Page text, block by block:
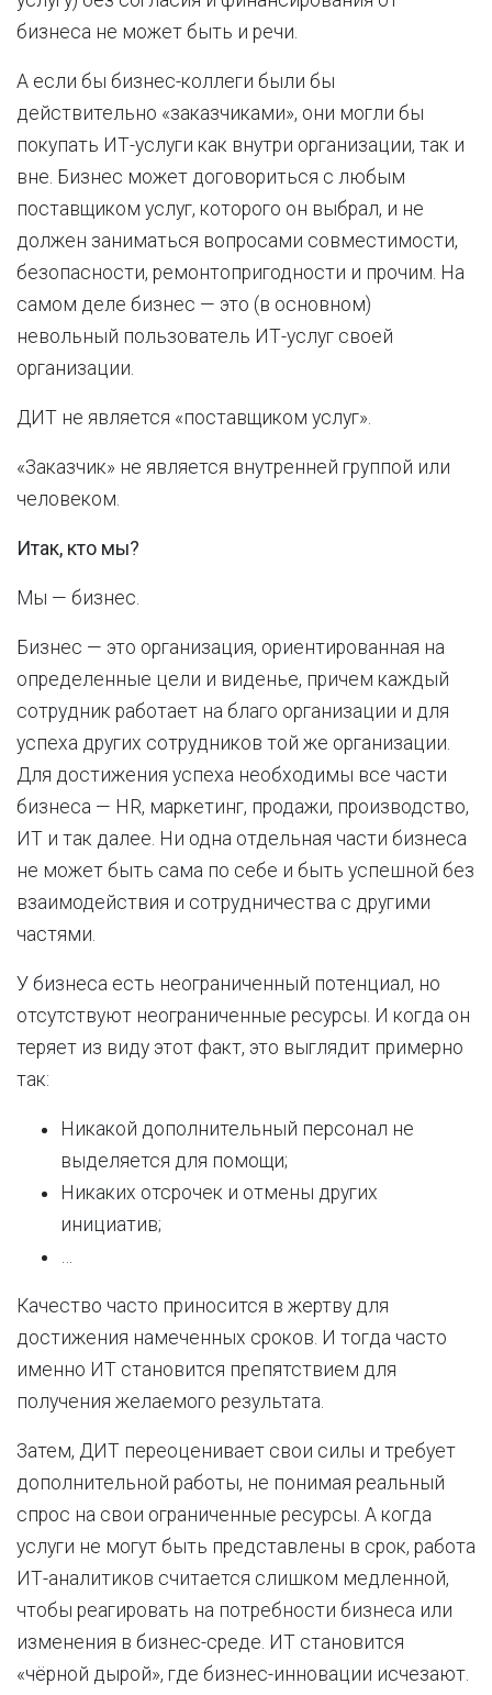
бизнеса не может быть и речи.
А если бы бизнес-коллеги были бы
действительно «заказчиками», они могли бы
покупать ИТ-услуги как внутри организации, так и
вне. Бизнес может договориться с любым
поставщиком услуг, которого он выбрал, и не
должен заниматься вопросами совместимости,
безопасности, ремонтопригодности и прочим. На
самом деле бизнес — это (в основном)
невольный пользователь ИТ-услуг своей
организации.
ДИТ не является «поставщиком услуг».
«Заказчик» не является внутренней группой или
человеком.
Итак, кто мы?
Мы — бизнес.
Бизнес — это организация, ориентированная на
определенные цели и виденье, причем каждый
сотрудник работает на благо организации и для
успеха других сотрудников той же организации.
Для достижения успеха необходимы все части
бизнеса — HR, маркетинг, продажи, производство,
ИТ и так далее. Ни одна отдельная части бизнеса
не может быть сама по себе и быть успешной без
взаимодействия и сотрудничества с другими
частями.
У бизнеса есть неограниченный потенциал, но
отсутствуют неограниченные ресурсы. И когда он
теряет из виду этот факт, это выглядит примерно
так:
Никакой дополнительный персонал не
выделяется для помощи;
Никаких отсрочек и отмены других
инициатив;
…
Качество часто приносится в жертву для
достижения намеченных сроков. И тогда часто
именно ИТ становится препятствием для
получения желаемого результата.
Затем, ДИТ переоценивает свои силы и требует
дополнительной работы, не понимая реальный
спрос на свои ограниченные ресурсы. А когда
услуги не могут быть представлены в срок, работа
ИТ-аналитиков считается слишком медленной,
чтобы реагировать на потребности бизнеса или
изменения в бизнес-среде. ИТ становится
«чёрной дырой», где бизнес-инновации исчезают.